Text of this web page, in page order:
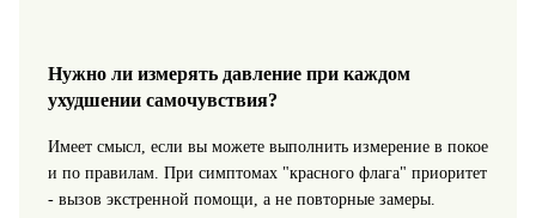
Нужно ли измерять давление при каждом
ухудшении самочувствия?
Имеет смысл, если вы можете выполнить измерение в покое
и по правилам. При симптомах "красного флага" приоритет
- вызов экстренной помощи, а не повторные замеры.